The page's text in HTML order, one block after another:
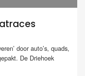
door auto’s, quads,
De Driehoek